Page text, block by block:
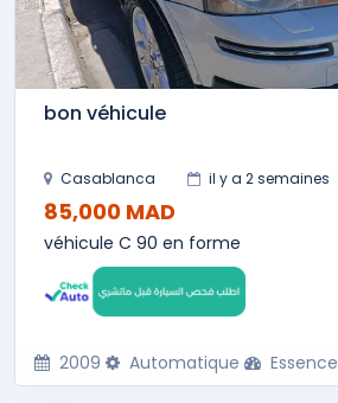
bon véhicule
Casablanca il y a 2 semaines
85,000 MAD
véhicule C 90 en forme
2009 Automatique Essence